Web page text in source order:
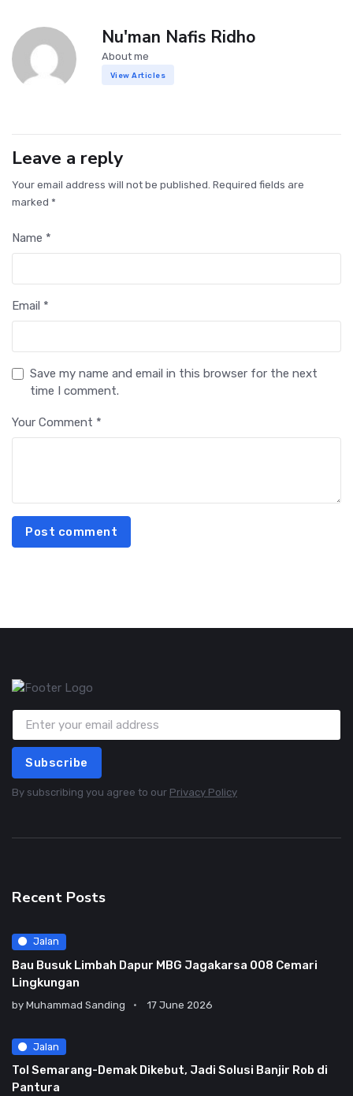
Nu'man Nafis Ridho
About me
View Articles
Leave a reply
Your email address will not be published. Required fields are
marked *
Name *
Email *
Save my name and email in this browser for the next
time I comment.
Your Comment *
Post comment
Subscribe
By subscribing you agree to our Privacy Policy
Recent Posts
Jalan
Bau Busuk Limbah Dapur MBG Jagakarsa 008 Cemari
Lingkungan
by Muhammad Sanding 17 June 2026
Jalan
Tol Semarang-Demak Dikebut, Jadi Solusi Banjir Rob di
Pantura